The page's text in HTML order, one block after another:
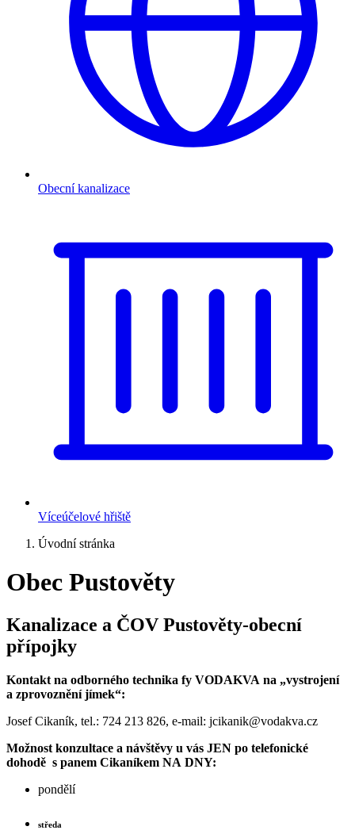
Obecní kanalizace
Víceúčelové hřiště
Úvodní stránka
Obec Pustověty
Kanalizace a ČOV Pustověty-obecní
přípojky
Kontakt na odborného technika fy VODAKVA na „vystrojení
a zprovoznění jímek“:
Josef Cikaník, tel.: 724 213 826, e-mail: jcikanik@vodakva.cz
Možnost konzultace a návštěvy u vás JEN po telefonické
dohodě s panem Cikaníkem NA DNY:
pondělí
středa